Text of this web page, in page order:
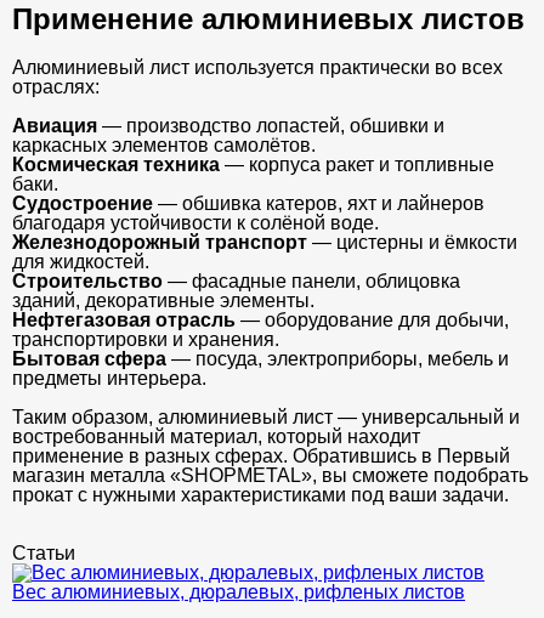
Применение алюминиевых листов
Алюминиевый лист используется практически во всех
отраслях:
Авиация — производство лопастей, обшивки и
каркасных элементов самолётов.
Космическая техника — корпуса ракет и топливные
баки.
Судостроение — обшивка катеров, яхт и лайнеров
благодаря устойчивости к солёной воде.
Железнодорожный транспорт — цистерны и ёмкости
для жидкостей.
Строительство — фасадные панели, облицовка
зданий, декоративные элементы.
Нефтегазовая отрасль — оборудование для добычи,
транспортировки и хранения.
Бытовая сфера — посуда, электроприборы, мебель и
предметы интерьера.
Таким образом, алюминиевый лист — универсальный и
востребованный материал, который находит
применение в разных сферах. Обратившись в Первый
магазин металла «SHOPMETAL», вы сможете подобрать
прокат с нужными характеристиками под ваши задачи.
Статьи
Вес алюминиевых, дюралевых, рифленых листов